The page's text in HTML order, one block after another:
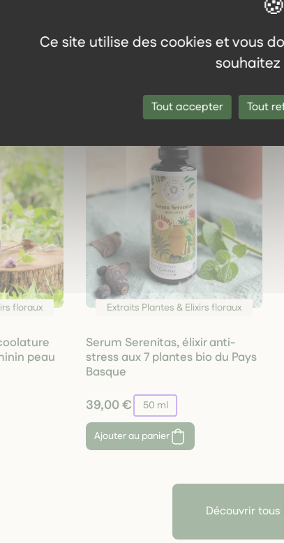
Ce site utilise des cookies et vous
Tout accepter Tout
même
floraux
peau
Extraits Plantes & Elixirs floraux
Serum Serenitas, élixir anti-
stress aux 7 plantes bio du Pays
Basque
39,00 € 50 ml
Ajouter au panier
Découvrir